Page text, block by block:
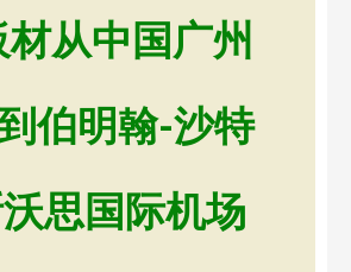
材从中国广州
伯明翰-沙特
思国际机场